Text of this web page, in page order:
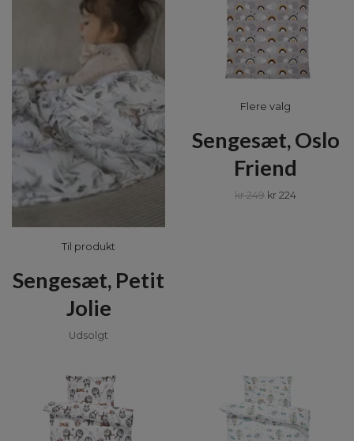
Til produkt
Sengesæt, Petit
Jolie
Udsolgt
Flere valg
Sengesæt, Oslo
Friend
kr 249 kr 224